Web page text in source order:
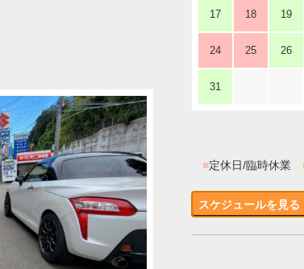
17 18 19
24 25 26
31
■定休日/臨時休業
スケジュールを見る